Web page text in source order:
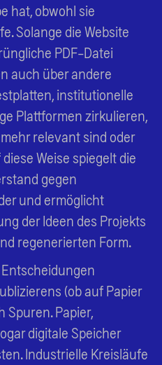
hat, obwohl sie
Solange die Website
PDF-Datei
auch über andere
institutionelle
Plattformen zirkulieren,
relevant sind oder
Weise spiegelt die
gegen
und ermöglicht
der Ideen des Projekts
regenerierten Form.
(ob auf Papier
Spuren. Papier,
digitale Speicher
Industrielle Kreisläufe